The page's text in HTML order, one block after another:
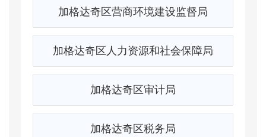
加格达奇区营商环境建设监督局
加格达奇区人力资源和社会保障局
加格达奇区审计局
加格达奇区税务局